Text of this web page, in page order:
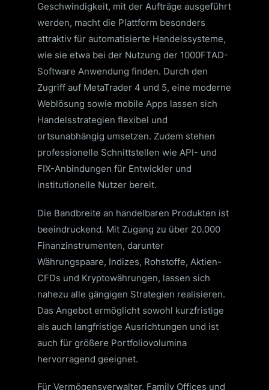
Geschwindigkeit, mit der Aufträge ausgeführt
werden, macht die Plattform besonders
attraktiv für automatisierte Handelssysteme,
wie sie etwa bei der Nutzung der 1000FTAD-
Software Anwendung finden. Durch den
Zugriff auf MetaTrader 4 und 5, eine moderne
Weblösung sowie mobile Apps lassen sich
Handelsstrategien flexibel und
ortsunabhängig umsetzen. Zudem stehen
professionelle Schnittstellen wie API- und
FIX-Anbindungen für Entwickler und
institutionelle Nutzer bereit.
Die Bandbreite an handelbaren Produkten ist
beeindruckend. Mit Zugang zu über 20.000
Finanzinstrumenten, darunter
Währungspaare, Indizes, Rohstoffe, Aktien-
CFDs und Kryptowährungen, lassen sich
nahezu alle gängigen Strategien realisieren.
Das Angebot ermöglicht sowohl kurzfristige
als auch langfristige Ausrichtungen und ist
auch für größere Portfoliovolumina
hervorragend geeignet.
Für Vermögensverwalter, Family Offices und